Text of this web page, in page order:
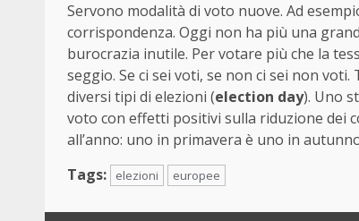
Servono modalità di voto nuove. Ad
corrispondenza. Oggi non ha più una
burocrazia inutile. Per votare più che la
seggio. Se ci sei voti, se non ci sei non
diversi tipi di elezioni (election day). Uno
voto con effetti positivi sulla riduzione dei
all’anno: uno in primavera è uno in
Tags:
elezioni europee